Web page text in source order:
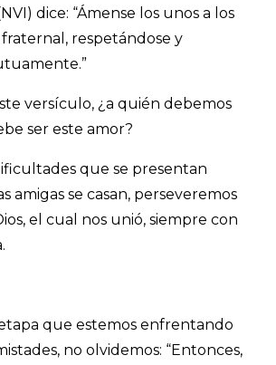
dice: “Ámense los unos a los
respetándose y
versículo, ¿a quién debemos
ser este amor?
que se presentan
amigas se casan, perseveremos
el cual nos unió, siempre con
que estemos enfrentando
no olvidemos: “Entonces,